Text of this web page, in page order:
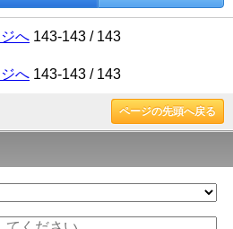
へ 143-143 / 143
へ 143-143 / 143
ページの先頭へ戻る